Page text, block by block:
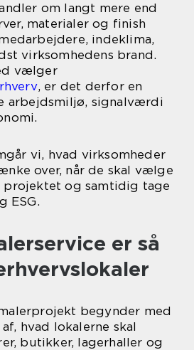
om langt mere end
materialer og finish
indeklima,
virksomhedens brand.
vælger
, er det derfor en
arbejdsmiljø, signalværdi
vi, hvad virksomheder
over, når de skal vælge
projektet og samtidig tage
ESG.
er så
begynder med
hvad lokalerne skal
butikker, lagerhaller og